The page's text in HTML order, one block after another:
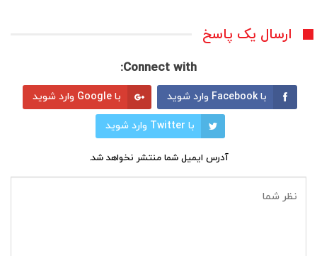
ارسال یک پاسخ
Connect with:
با Facebook وارد شوید با Google وارد شوید
با Twitter وارد شوید
آدرس ایمیل شما منتشر نخواهد شد.